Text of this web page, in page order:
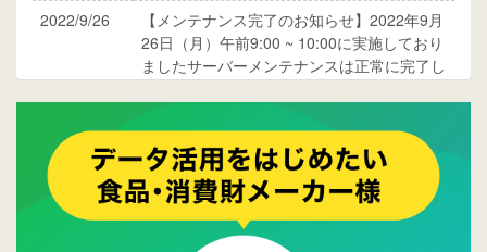
2022/9/26
【メンテナンス完了のお知らせ】2022年9月
26日（月）午前9:00 ~ 10:00に実施しており
ましたサーバーメンテナンスは正常に完了し
ご覧ください。
2015/10/19
ウレコンのサイト機能を大幅バージョンアッ
プ。詳細はこちら。⇒告知ページへ
2015/09/28
ウレコンが機能拡充し、サイトリニューアル